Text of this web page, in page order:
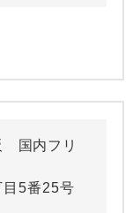
国内フリ
目5番25号